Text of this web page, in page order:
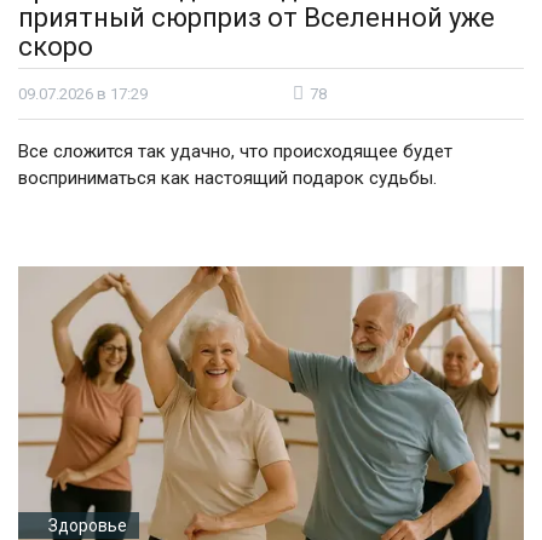
приятный сюрприз от Вселенной уже
скоро
09.07.2026 в 17:29 78
Все сложится так удачно, что происходящее будет
восприниматься как настоящий подарок судьбы.
Здоровье